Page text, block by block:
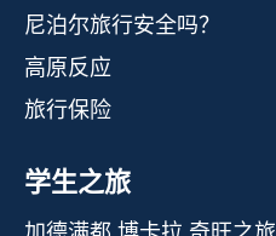
尼泊尔旅行安全吗？
高原反应
旅行保险
学生之旅